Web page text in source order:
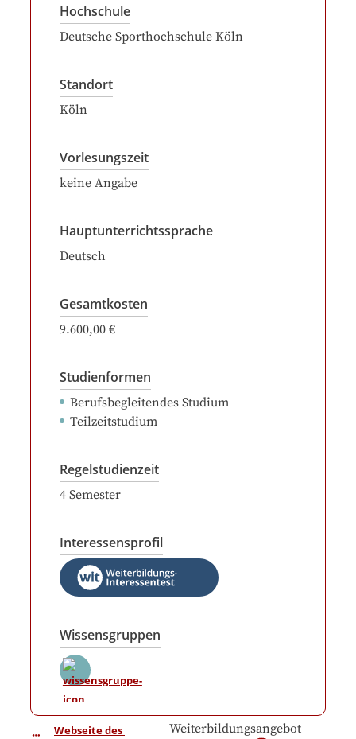
Hochschule
Deutsche Sporthochschule Köln
Standort
Köln
Vorlesungszeit
keine Angabe
Hauptunterrichtssprache
Deutsch
Gesamtkosten
9.600,00 €
Studienformen
Berufsbegleitendes Studium
Teilzeitstudium
Regelstudienzeit
4 Semester
Interessensprofil
Wissensgruppen
Webseite des
Weiterbildungsangebot